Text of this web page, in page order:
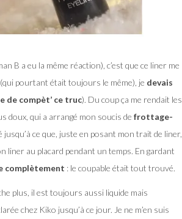
B a eu la même réaction), c’est que ce liner me
pourtant était toujours le même), je devais
de compèt’ ce truc). Du coup ça me rendait les
doux, qui a arrangé mon soucis de frottage-
jusqu’à ce que, juste en posant mon trait de liner,
liner au placard pendant un temps. En gardant
complètement : le coupable était tout trouvé.
plus, il est toujours aussi liquide mais
chez Kiko jusqu’à ce jour. Je ne m’en suis